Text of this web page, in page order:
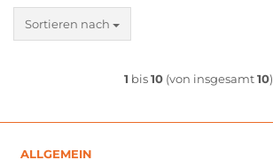
Sortieren nach
1 bis10 (von insgesamt10)
ALLGEMEIN